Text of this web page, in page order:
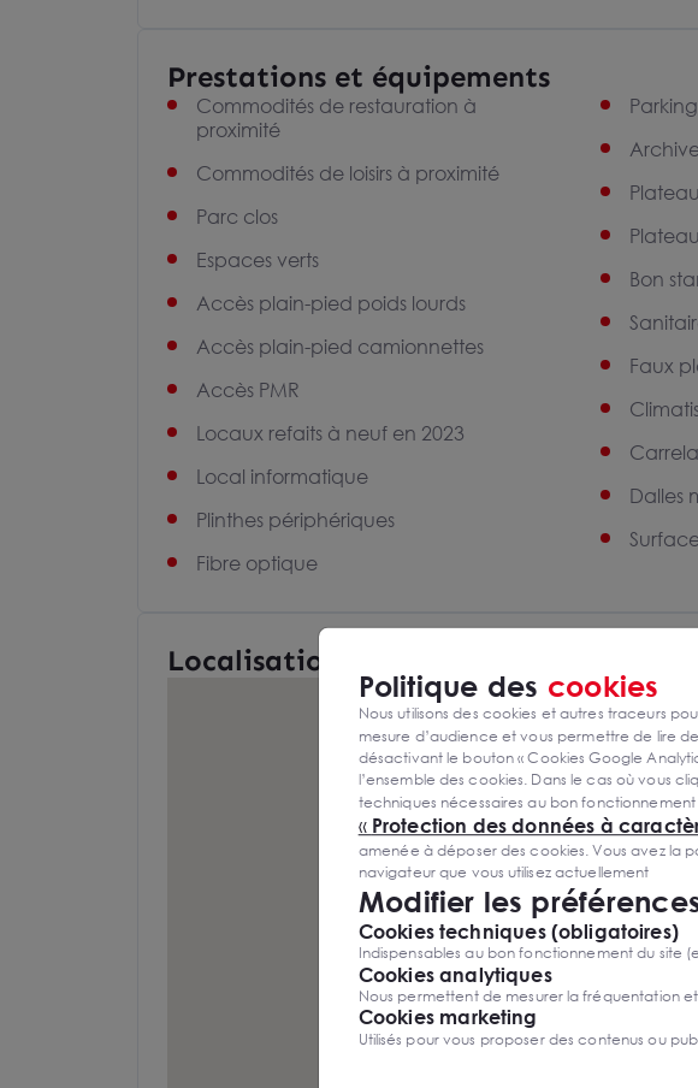
Prestations et équipements
Commodités de restauration à
proximité
Commodités de loisirs à proximité
Parc clos
Espaces verts
Accès plain-pied poids lourds
Accès plain-pied camionnettes
Accès PMR
Locaux refaits à neuf en 2023
Local informatique
Plinthes périphériques
Fibre optique
Bon
Faux
Dalles
Localisation et Transports
Politique des cookies
Nous utilisons des cookies et autres traceurs
mesure d’audience et vous permettre de lire
désactivant le bouton « Cookies Google
l’ensemble des cookies. Dans le cas où vous
techniques nécessaires au bon
« Protection des données à
amenée à déposer des cookies. Vous avez la
navigateur que vous utilisez actuellement
Modifier les
Cookies techniques (obligatoires)
Indispensables au bon fonctionnement du site
Cookies analytiques
Nous permettent de mesurer la fréquentation
Cookies marketing
Utilisés pour vous proposer des contenus ou